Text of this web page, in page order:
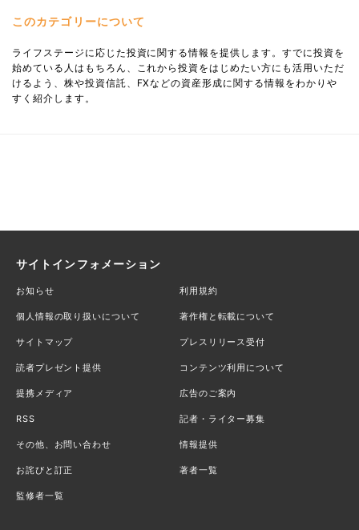
このカテゴリーについて
ライフステージに応じた投資に関する情報を提供します。すでに投資を
始めている人はもちろん、これから投資をはじめたい方にも活用いただ
けるよう、株や投資信託、FXなどの資産形成に関する情報をわかりや
すく紹介します。
サイトインフォメーション
お知らせ 利用規約
個人情報の取り扱いについて 著作権と転載について
サイトマップ プレスリリース受付
読者プレゼント提供 コンテンツ利用について
提携メディア 広告のご案内
RSS 記者・ライター募集
その他、お問い合わせ 情報提供
お詫びと訂正 著者一覧
監修者一覧